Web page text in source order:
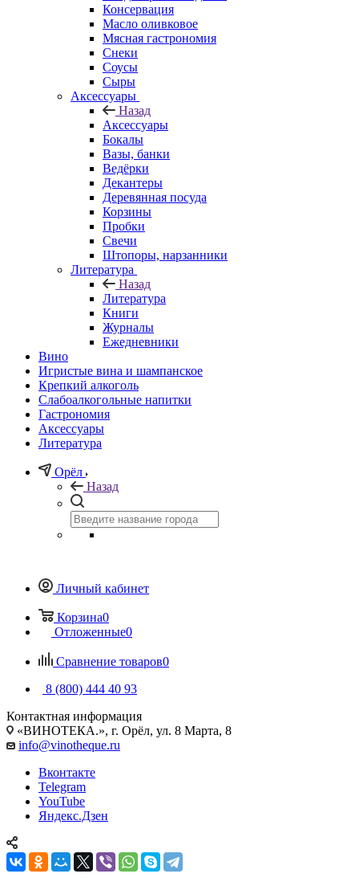
Консервация
Масло оливковое
Мясная гастрономия
Снеки
Соусы
Сыры
Аксессуары
Назад
Аксессуары
Бокалы
Вазы, банки
Ведёрки
Декантеры
Деревянная посуда
Корзины
Пробки
Свечи
Штопоры, нарзанники
Литература
Назад
Литература
Книги
Журналы
Ежедневники
Вино
Игристые вина и шампанское
Крепкий алкоголь
Слабоалкогольные напитки
Гастрономия
Аксессуары
Литература
Орёл
Назад
Личный кабинет
Корзина0
Отложенные0
Сравнение товаров0
8 (800) 444 40 93
Контактная информация
«ВИНОТЕКА.», г. Орёл, ул. 8 Марта, 8
info@vinotheque.ru
Вконтакте
Telegram
YouTube
Яндекс.Дзен